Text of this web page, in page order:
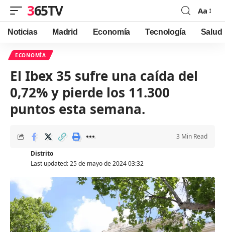
365TV
Font
Resizer
Aa
Noticias Madrid Economía Tecnología Salud
ECONOMÍA
El Ibex 35 sufre una caída del
0,72% y pierde los 11.300
puntos esta semana.
Last updated: 25 de mayo de 2024 03:32
Distrito
3 Min Read